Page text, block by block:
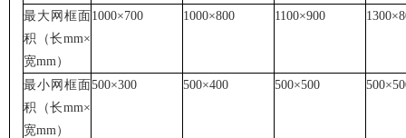
最大网框面
积（长mm×
宽mm）
1000×700 1000×800 1100×900
最小网框面
积（长mm×
宽mm）
500×300 500×400 500×500